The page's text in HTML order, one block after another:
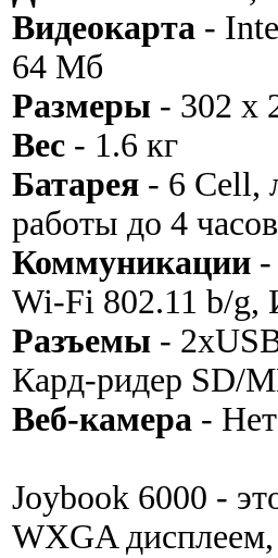
Видеокарта -
64 Мб
Размеры - 302 х
Вес - 1.6 кг
Батарея - 6 Cell,
работы до 4 часов
Коммуникации
Wi-Fi 802.11 b/g,
Разъемы -
Кард-ридер SD/
Веб-камера - Нет
Joybook 6000 -
WXGA